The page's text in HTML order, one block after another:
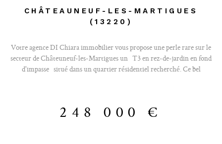
CHÂTEAUNEUF-LES-MARTIGUES
(13220)
Votre agence DI Chiara immobilier vous propose une perle rare sur le
secteur de Châteuneuf-les-Martigues un T3 en rez-de-jardin en fond
d'impasse situé dans un quartier résidentiel recherché. Ce bel
, de deux chambres , d’une salle de bain , de WC séparés , et d’un jardin
248 000 €